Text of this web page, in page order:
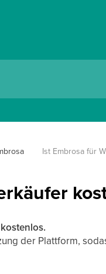
Ist Embrosa für
der Plattform,